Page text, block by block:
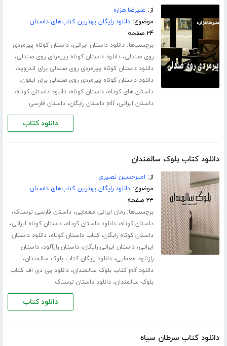
از: علیرضا هزاره
موضوع:دانلود رایگان بهترین کتاب‌های داستان
۲۴ صفحه
برچسب‌ها:دانلود داستان ایرانی،داستان کوتاه پیرمردی
روی صندلی،دانلود داستان کوتاه پیرمردی روی صندلی،
دانلود داستان کوتاه پیرمردی روی صندلی برای اندروید،
دانلود داستان کوتاه پیرمردی روی صندلی برای ایفون،
داستان های کوتاه،داستان کوتاه،دانلود داستان کوتاه،
داستان ایرانی،pdf داستان رایگان ،داستان فارسی
دانلود کتاب
دانلود کتاب بلوک سالمندان
از: امیرحسین نصیری
موضوع:دانلود رایگان بهترین کتاب‌های داستان
۲۳ صفحه
برچسب‌ها:رمان ایرانی معمایی،داستان فارسی ترسناک،
داستان کوتاه،دانلود داستان کوتاه،داستان کوتاه ایرانی،
داستان کوتاه رایگان،کتاب داستان کوتاه،دانلود داستان
ایرانی،داستان ایرانی رایگان،داستان رازآلود،داستان
رازآلود معمایی،دانلود رایگان کتاب بلوک سالمندان،
دانلود pdf کتاب بلوک سالمندان ،دانلود پی دی اف کتاب
بلوک سالمندان،دانلود داستان ترسناک
دانلود کتاب
دانلود کتاب سرطان سیاه